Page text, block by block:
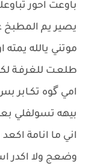
باوعت احور
يصير يم
موتني يالله
طلعـت للغرفـة
امي گوه تكـابر
بيهه تسولفلي
اني ما انامة
وضعج ولا اكدر